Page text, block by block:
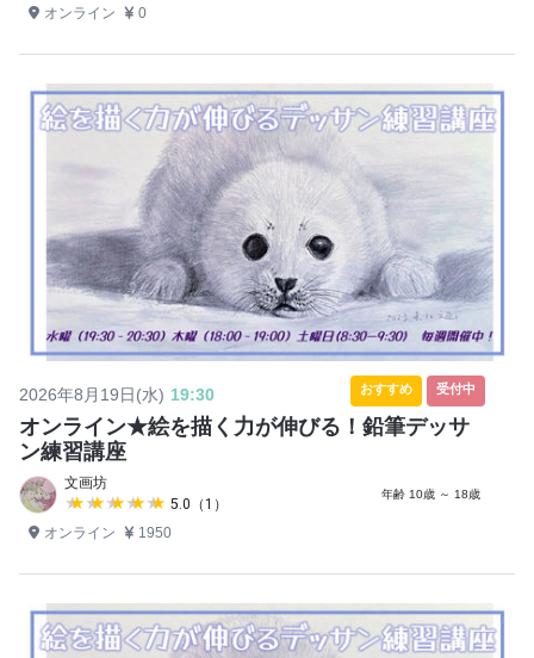
オンライン 0
2026年8月19日(水) 19:30 おすすめ 受付中
オンライン★絵を描く力が伸びる！鉛筆デッサ
ン練習講座
文画坊
★★★★★
★★★★★ 5.0（1） 年齢 10歳 ～ 18歳
オンライン 1950